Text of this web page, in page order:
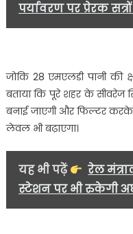
पर्यावरण पर प्रेरक
जोकि 28 एमएलडी पानी की
बताया कि पूरे शहर के सीवरेज
बनाई जाएगी और फिल्टर करके
लेवल भी बढ़ाएगा।
यह भी पढ़ें
रेल
स्टेशन पर भी रुकेगी